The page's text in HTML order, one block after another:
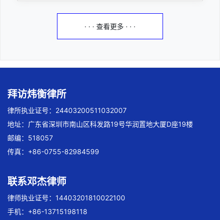
· · · 查看更多 · · ·
拜访炜衡律所
律所执业证号：24403200511032007
地址：广东省深圳市南山区科发路19号华润置地大厦D座19楼
邮编：518057
传真：+86-0755-82984599
联系邓杰律师
律师执业证号：14403201810022100
手机：+86-13715198118